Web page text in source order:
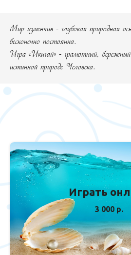
Мир изменчив - глубокая природная
бесконечно постоянна.
Игра «Икигай» - грамотный, бережный
истинной природе Человека.
Играть
3 000 р.